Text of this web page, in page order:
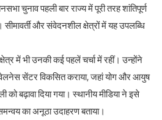
चुनाव पहली बार राज्य में पूरी तरह शांतिपूर्ण
और संवेदनशील क्षेत्रों में यह उपलब्धि
में भी उनकी कई पहलें चर्चा में रहीं। उन्होंने
वेलनेस सेंटर विकसित कराया, जहां योग और आयुष
बढ़ावा दिया गया। स्थानीय मीडिया ने इसे
का अनूठा उदाहरण बताया।